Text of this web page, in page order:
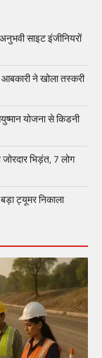
साइट इंजीनियरों
ने खोला तस्करी
योजना से किडनी
भिड़ंत, 7 लोग
ट्यूमर निकाला